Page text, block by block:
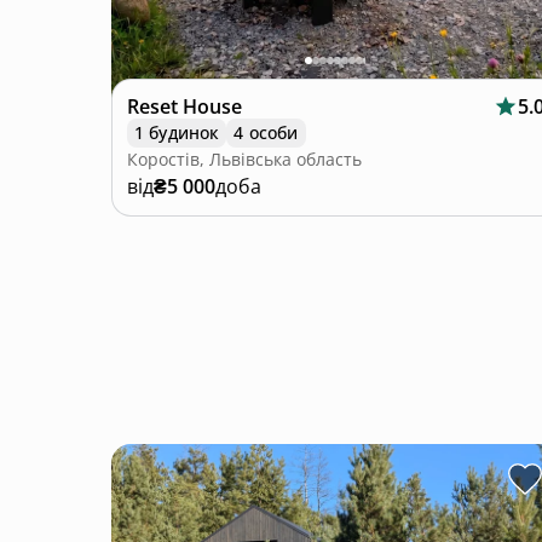
Reset House
1 будинок
4 особи
Коростів, Львівська область
від₴5 000доба